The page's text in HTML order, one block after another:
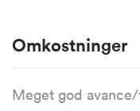
Omkostninger
Meget god